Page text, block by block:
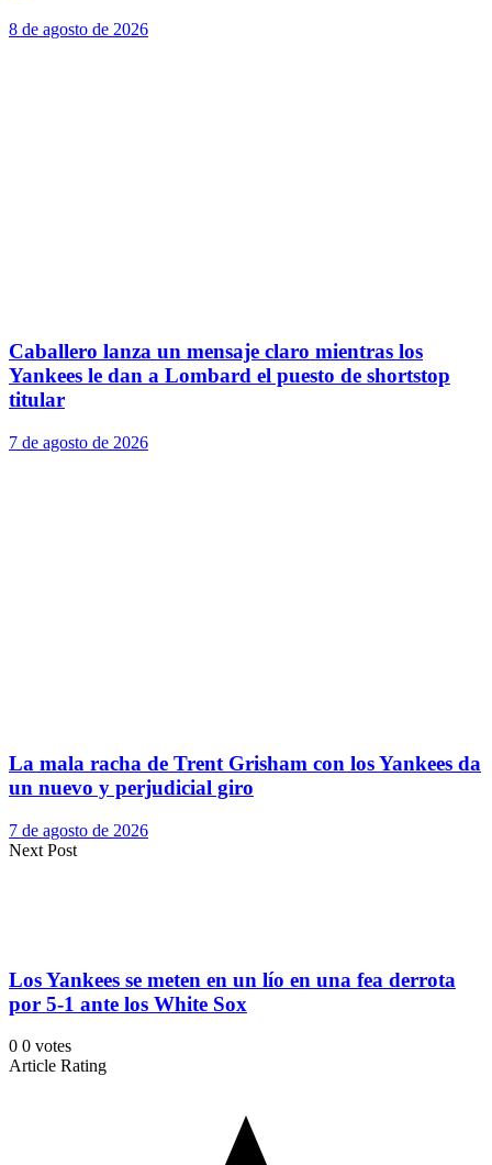
8 de agosto de 2026
Caballero lanza un mensaje claro mientras los
Yankees le dan a Lombard el puesto de shortstop
titular
7 de agosto de 2026
La mala racha de Trent Grisham con los Yankees da
un nuevo y perjudicial giro
7 de agosto de 2026
Next Post
Los Yankees se meten en un lío en una fea derrota
por 5-1 ante los White Sox
0 0 votes
Article Rating